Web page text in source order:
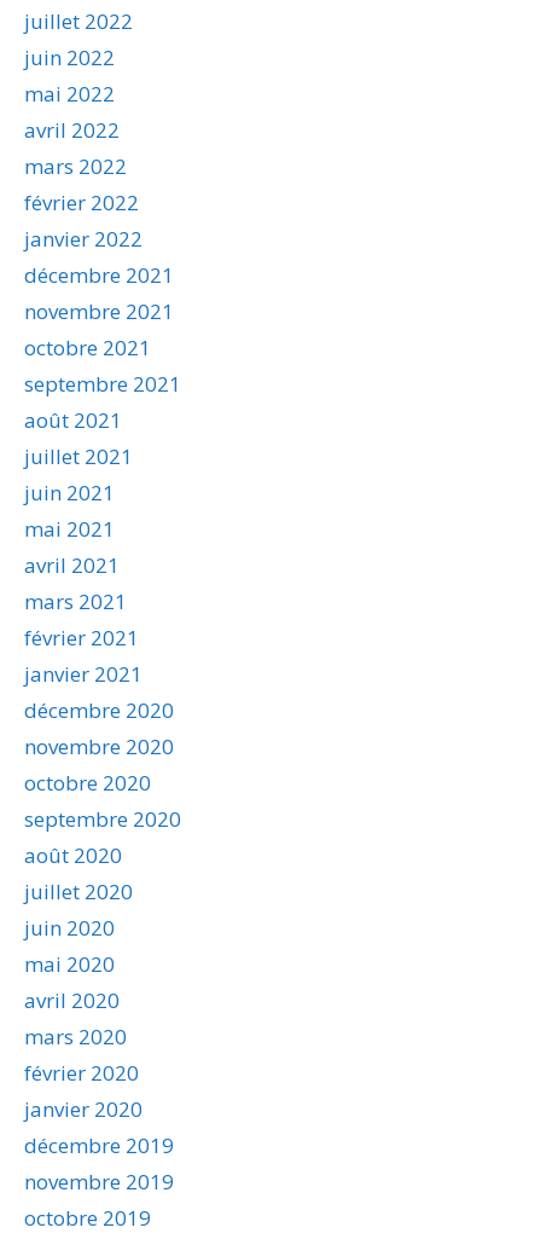
juillet 2022
juin 2022
mai 2022
avril 2022
mars 2022
février 2022
janvier 2022
décembre 2021
novembre 2021
octobre 2021
septembre 2021
août 2021
juillet 2021
juin 2021
mai 2021
avril 2021
mars 2021
février 2021
janvier 2021
décembre 2020
novembre 2020
octobre 2020
septembre 2020
août 2020
juillet 2020
juin 2020
mai 2020
avril 2020
mars 2020
février 2020
janvier 2020
décembre 2019
novembre 2019
octobre 2019